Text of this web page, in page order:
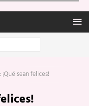
sean felices!